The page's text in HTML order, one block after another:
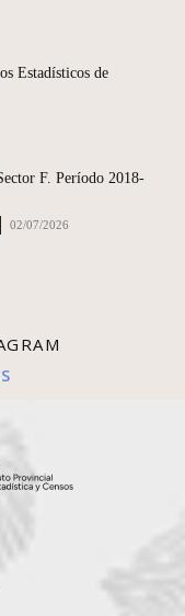
Estadísticos de
F. Período 2018-
02/07/2026